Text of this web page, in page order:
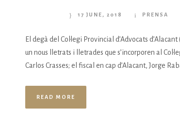
17 JUNE, 2018 PRENSA
El degà del Col·legi Provincial d’Advocats
un nous lletrats i lletrades que s’incorporen al
Carlos Crasses; el fiscal en cap d’Alacant, Jorge
READ MORE